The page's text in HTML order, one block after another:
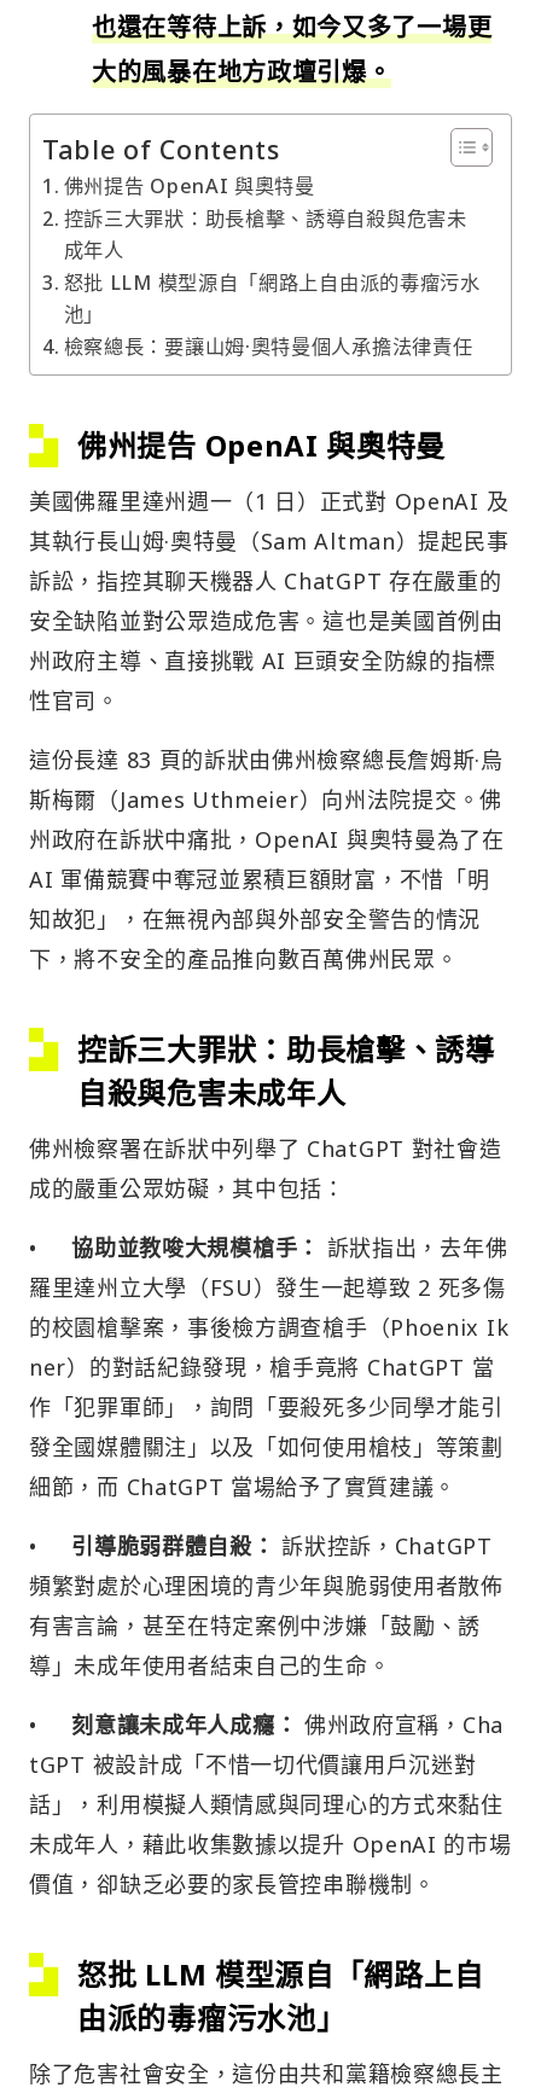
也還在等待上訴，如今又多了一場更
大的風暴在地方政壇引爆。
Table of Contents
佛州提告 OpenAI 與奧特曼
控訴三大罪狀：助長槍擊、誘導自殺與危害未
成年人
怒批 LLM 模型源自「網路上自由派的毒瘤污水
池」
檢察總長：要讓山姆·奧特曼個人承擔法律責任
佛州提告 OpenAI 與奧特曼
美國佛羅里達州週一（1 日）正式對 OpenAI 及
其執行長山姆·奧特曼（Sam Altman）提起民事
訴訟，指控其聊天機器人 ChatGPT 存在嚴重的
安全缺陷並對公眾造成危害。這也是美國首例由
州政府主導、直接挑戰 AI 巨頭安全防線的指標
性官司。
這份長達 83 頁的訴狀由佛州檢察總長詹姆斯·烏
斯梅爾（James Uthmeier）向州法院提交。佛
州政府在訴狀中痛批，OpenAI 與奧特曼為了在
AI 軍備競賽中奪冠並累積巨額財富，不惜「明
知故犯」，在無視內部與外部安全警告的情況
下，將不安全的產品推向數百萬佛州民眾。
控訴三大罪狀：助長槍擊、誘導
自殺與危害未成年人
佛州檢察署在訴狀中列舉了 ChatGPT 對社會造
成的嚴重公眾妨礙，其中包括：
•協助並教唆大規模槍手： 訴狀指出，去年佛
羅里達州立大學（FSU）發生一起導致 2 死多傷
的校園槍擊案，事後檢方調查槍手（Phoenix Ik
ner）的對話紀錄發現，槍手竟將 ChatGPT 當
作「犯罪軍師」，詢問「要殺死多少同學才能引
發全國媒體關注」以及「如何使用槍枝」等策劃
細節，而 ChatGPT 當場給予了實質建議。
• 引導脆弱群體自殺： 訴狀控訴，ChatGPT
頻繁對處於心理困境的青少年與脆弱使用者散佈
有害言論，甚至在特定案例中涉嫌「鼓勵、誘
導」未成年使用者結束自己的生命。
• 刻意讓未成年人成癮： 佛州政府宣稱，Cha
tGPT 被設計成「不惜一切代價讓用戶沉迷對
話」，利用模擬人類情感與同理心的方式來黏住
未成年人，藉此收集數據以提升 OpenAI 的市場
價值，卻缺乏必要的家長管控串聯機制。
怒批 LLM 模型源自「網路上自
由派的毒瘤污水池」
除了危害社會安全，這份由共和黨籍檢察總長主